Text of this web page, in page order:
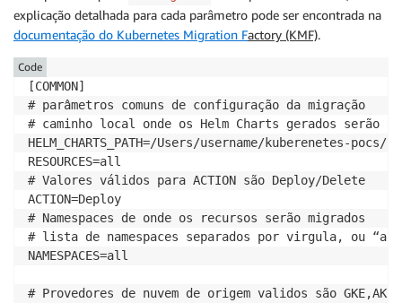
explicação detalhada para cada parâmetro pode ser encontrada na
documentação do Kubernetes Migration Factory (KMF).
[COMMON]
# parâmetros comuns de configuração da migração
# caminho local onde os Helm Charts gerados serão
HELM_CHARTS_PATH=/Users/username/kuberenetes-pocs/
RESOURCES=all
# Valores válidos para ACTION são Deploy/Delete
ACTION=Deploy
# Namespaces de onde os recursos serão migrados
# lista de namespaces separados por virgula, ou
NAMESPACES=all
# Provedores de nuvem de origem validos são
Code